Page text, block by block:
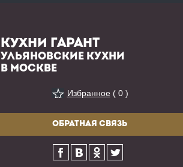
КУХНИ ГАРАНТ
УЛЬЯНОВСКИЕ КУХНИ
В МОСКВЕ
Избранное( 0 )
ОБРАТНАЯ СВЯЗЬ